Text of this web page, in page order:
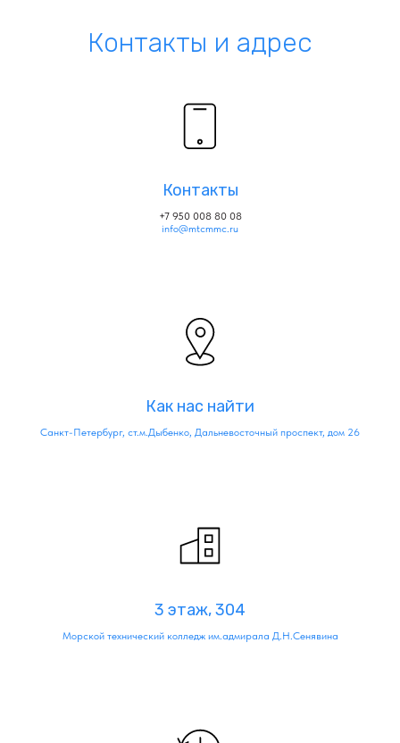
Контакты и адрес
Контакты
+7 950 008 80 08
info@mtcmmc.ru
Как нас найти
Санкт-Петербург, ст.м.Дыбенко, Дальневосточный проспект, дом 26
3 этаж, 304
Морской технический колледж им.адмирала Д.Н.Сенявина